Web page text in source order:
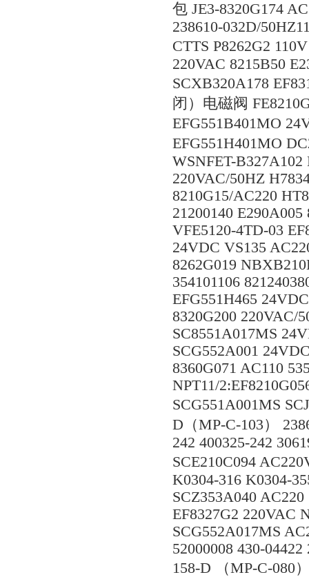
包 JE3-8320G174
238610-032D/
CTTS P8262G2
220VAC 8215B50
SCXB320A178
闭）电磁阀
EFG551B401MO
EFG551H401MO
WSNFET-B327A102
220VAC/50HZ
8210G15/AC220
21200140
VFE5120-4TD-03
24VDC VS135
8262G019
354101106
EFG551H465
8320G200 220VAC/
SC8551A017MS
SCG552A001
8360G071 AC110
NPT11/
SCG551A001MS
D（MP-C-103）
242 400325-242
SCE210C094
K0304-316 K0304-
SCZ353A040
EF8327G2 220VAC
SCG552A017MS
52000008 430-
158-D （MP-C-080